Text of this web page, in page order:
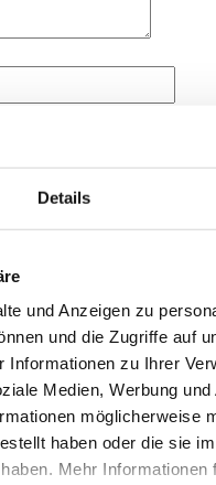
Details
und Anzeigen zu
und die Zugriffe auf
Informationen zu Ihrer
Medien, Werbung
möglicherweise
haben oder die sie
Mehr Informationen